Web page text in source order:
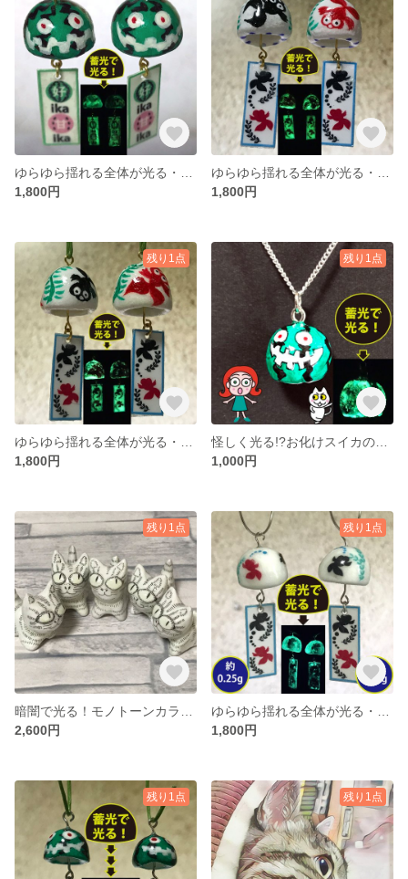
1,800円
1,800円
残り1点
1,800円
残り1点
1,000円
残り1点
2,600円
残り1点
1,800円
残り1点 残り1点